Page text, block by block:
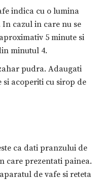
indica cu o lumina
cazul in care nu se
5 minute si
minutul 4.
pudra. Adaugati
acoperiti cu sirop de
ca dati pranzului de
care prezentati painea.
de vafe si reteta